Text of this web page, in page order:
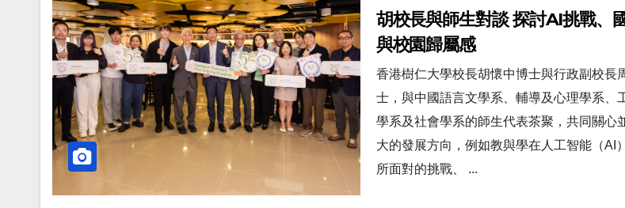
胡校長與師生對談 探討AI挑戰、
與校園歸屬感
香港樹仁大學校長胡懷中博士與行政副校長
士，與中國語言文學系、輔導及心理學系、
學系及社會學系的師生代表茶聚，共同關心
大的發展方向，例如教與學在人工智能（AI
所面對的挑戰、 ...